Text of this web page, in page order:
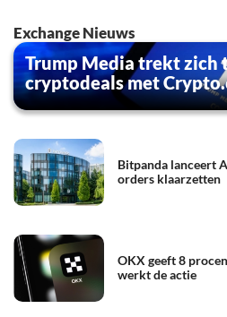
Exchange Nieuws
Trump Media trekt zich
cryptodeals met
Bitpanda lanceert
orders klaarzetten
OKX geeft 8
werkt de actie